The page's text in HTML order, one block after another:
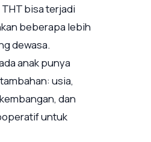
bisa terjadi
beberapa lebih
dewasa.
anak punya
usia,
dan
untuk